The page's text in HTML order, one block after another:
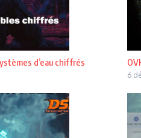
d’eau chiffrés
6